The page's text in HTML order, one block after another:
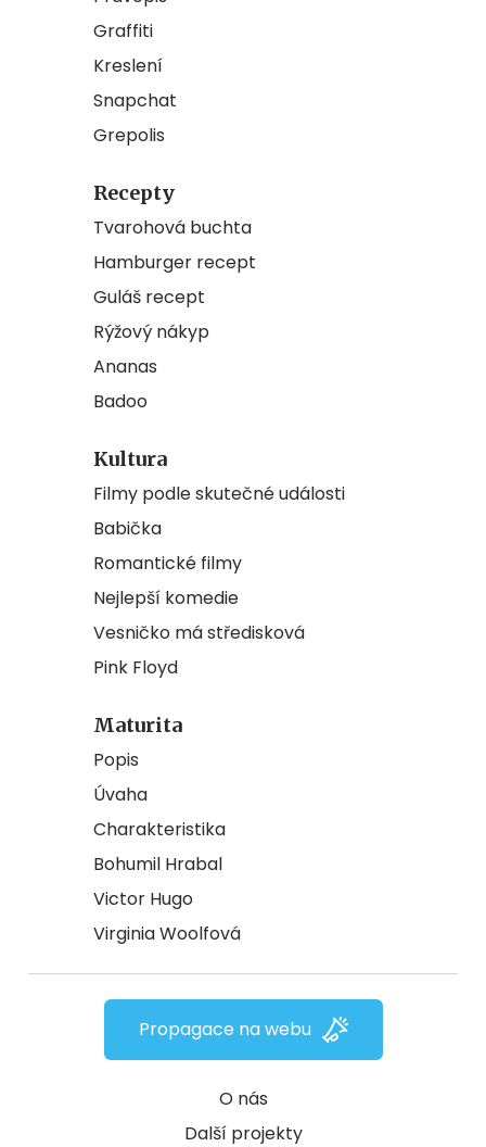
Graffiti
Kreslení
Snapchat
Grepolis
Recepty
Tvarohová buchta
Hamburger recept
Guláš recept
Rýžový nákyp
Ananas
Badoo
Kultura
Filmy podle skutečné události
Babička
Romantické filmy
Nejlepší komedie
Vesničko má středisková
Pink Floyd
Maturita
Popis
Úvaha
Charakteristika
Bohumil Hrabal
Victor Hugo
Virginia Woolfová
O nás
Další projekty
Propagace na webu